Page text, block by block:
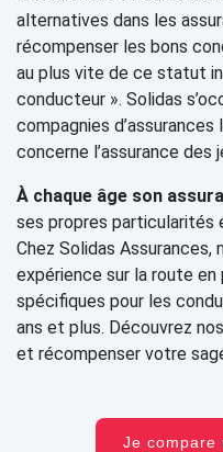
alternatives dans les
récompenser les bons
au plus vite de ce statut
conducteur ». Solidas
compagnies
concerne l’assurance des
À chaque âge son
ses propres particularités
Chez Solidas
expérience sur la route
spécifiques pour les
ans et plus. Découvrez
et récompenser votre
Je compare